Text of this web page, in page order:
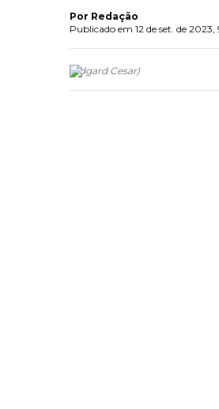
Por Redação
Publicado em 12 de set. de 2023,
(Edgard Cesar)